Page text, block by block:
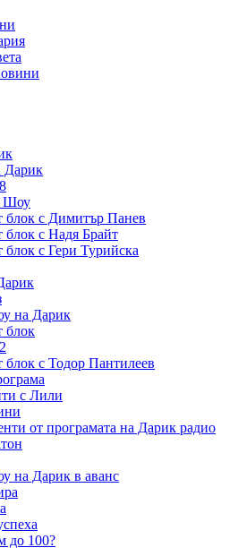
Дарик
Шоу
блок с Димитър Панев
блок с Надя Брайт
блок с Гери Турийска
на Дарик
блок
блок с Тодор Пантилеев
с Лили
от програмата на Дарик радио
на Дарик в аванс
до 100?